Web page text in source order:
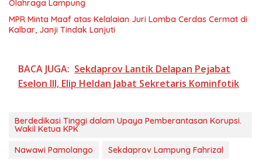
Olahraga Lampung
MPR Minta Maaf atas Kelalaian Juri Lomba Cerdas Cermat di
Kalbar, Janji Tindak Lanjuti
BACA JUGA: Sekdaprov Lantik Delapan Pejabat
Eselon III, Elip Heldan Jabat Sekretaris Kominfotik
Berdedikasi Tinggi dalam Upaya Pemberantasan Korupsi.
Wakil Ketua KPK
Nawawi Pamolango
Sekdaprov Lampung Fahrizal